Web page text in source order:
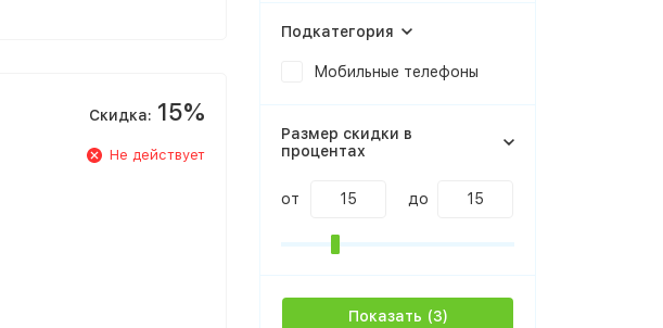
Скидка: 15%
Не действует
Подкатегория
Мобильные телефоны
Размер скидки в
процентах
от до
Показать